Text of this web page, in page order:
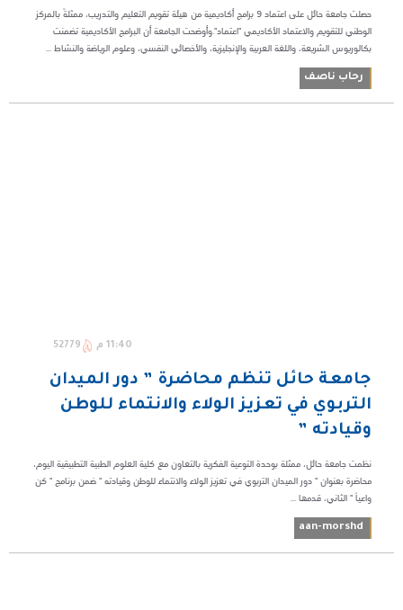
حصلت جامعة حائل على اعتماد 9 برامج أكاديمية من هيئة تقويم التعليم ‏والتدريب، ممثلةً بالمركز
الوطني للتقويم والاعتماد الأكاديمي "اعتماد".وأوضحت الجامعة أن البرامج الأكاديمية تضمنت
بكالوريوس الشريعة، واللغة العربية والإنجليزية، ‏والأخصائي النفسي، وعلوم الرياضة والنشاط ...
رحاب ناصف
11:40 م 52779
جامعة حائل تنظم محاضرة ‏” دور الميدان
التربوي في تعزيز الولاء والانتماء للوطن
‏وقيادته ” ‏
نظمت جامعة حائل، ممثلة بوحدة التوعية الفكرية بالتعاون مع كلية العلوم الطبية التطبيقية اليوم،
محاضرة بعنوان " دور الميدان التربوي في تعزيز الولاء والانتماء للوطن وقيادته " ضمن برنامج " كن
واعياً " الثاني، قدمها ...
aan-morshd